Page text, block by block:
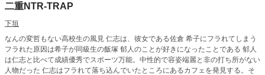
二重NTR‐TRAP
下垣
なんの変哲もない高校生の風見 仁志は、彼女である佐倉 希子にフラれてしまう
フラれた原因は希子が同級生の飯塚 郁人のことが好きになったことである 郁人
は仁志と比べて成績優秀でスポーツ万能。中性的で容姿端麗と非の打ち所がない
人物だった 仁志はフラれて落ち込んでいたところにあるカフェを発見する。そ